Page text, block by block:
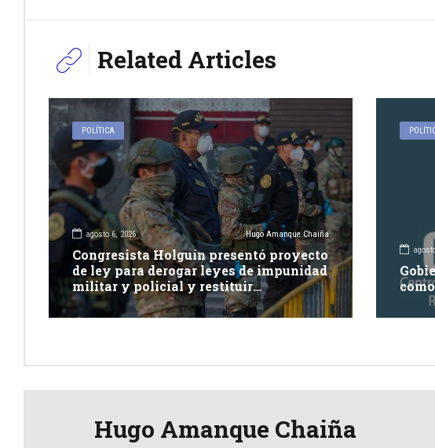
Related Articles
POLÍTICA
agosto 6, 2026 Hugo Amanque Chaiña
Congresista Holguín presentó proyecto
de ley para derogar leyes de impunidad
militar y policial y restituir
competencia de justicia ordinaria
Hugo Amanque Chaiña